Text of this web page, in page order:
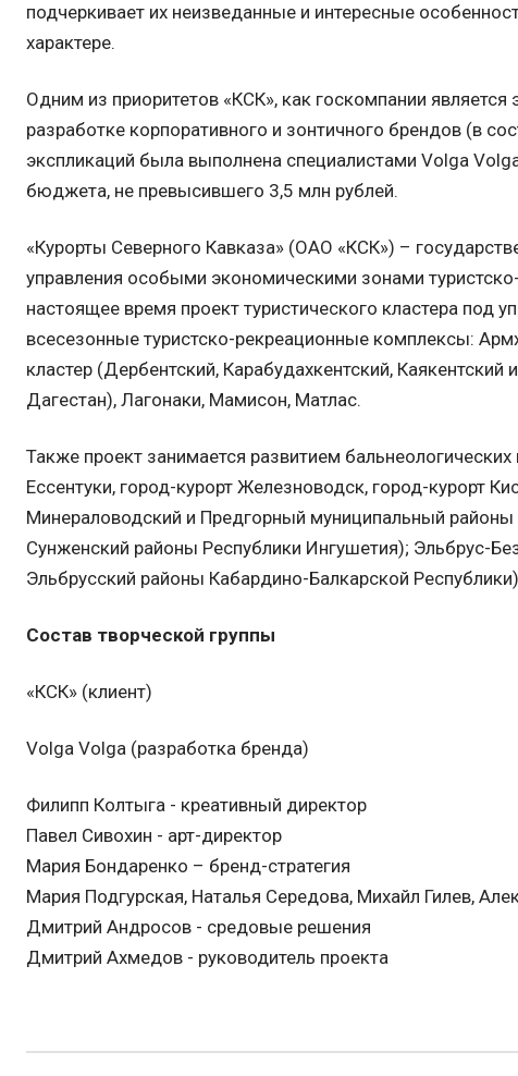
подчеркивает их неизведанные и интересные
характере.
Одним из приоритетов «КСК», как госкомпании
разработке корпоративного и зонтичного брендов (в
экспликаций была выполнена специалистами Volga
бюджета, не превысившего 3,5 млн рублей.
«Курорты Северного Кавказа» (ОАО «КСК») –
управления особыми экономическими зонами
настоящее время проект туристического кластера
всесезонные туристско-рекреационные комплексы:
кластер (Дербентский, Карабудахкентский,
Дагестан), Лагонаки, Мамисон, Матлас.
Также проект занимается развитием
Ессентуки, город-курорт Железноводск, город-курорт
Минераловодский и Предгорный муниципальный
Сунженский районы Республики Ингушетия); Эльбрус-
Эльбрусский районы Кабардино-Балкарской
Состав творческой группы
«КСК» (клиент)
Volga Volga (разработка бренда)
Филипп Колтыга - креативный директор
Павел Сивохин - арт-директор
Мария Бондаренко – бренд-стратегия
Мария Подгурская, Наталья Середова, Михайл Гилев,
Дмитрий Андросов - средовые решения
Дмитрий Ахмедов - руководитель проекта